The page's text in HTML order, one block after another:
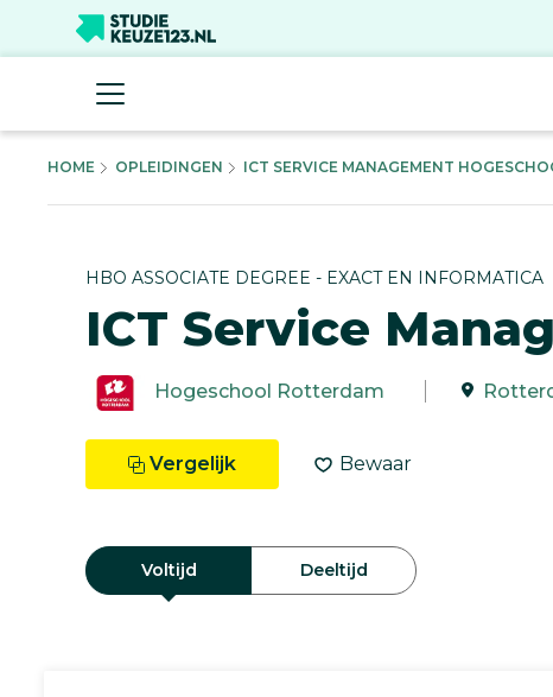
HOME OPLEIDINGEN ICT SERVICE MANAGEMENT
HBO ASSOCIATE DEGREE - EXACT EN INFORMATICA
ICT Service
Hogeschool Rotterdam
Vergelijk Bewaar
Voltijd Deeltijd